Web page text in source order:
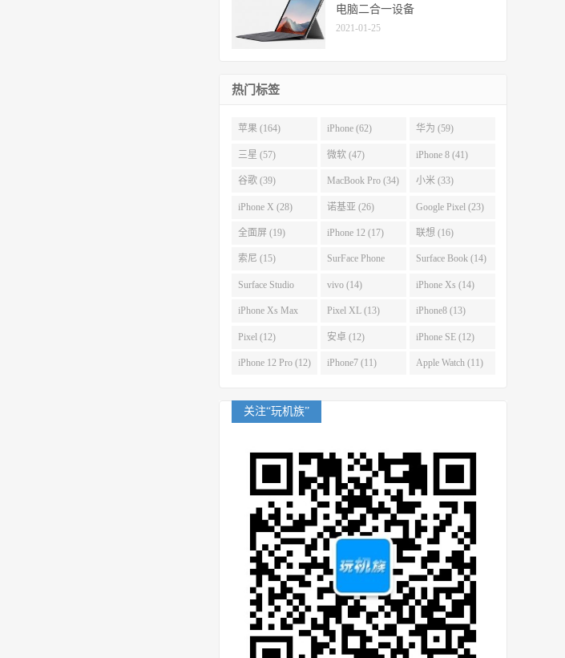
电脑二合一设备
2021-01-25
热门标签
苹果 (164) iPhone (62) 华为 (59)
三星 (57) 微软 (47) iPhone 8 (41)
谷歌 (39) MacBook Pro (34) 小米 (33)
iPhone X (28) 诺基亚 (26) Google Pixel (23)
全面屏 (19) iPhone 12 (17) 联想 (16)
索尼 (15) SurFace Phone
(14)
Surface Book (14)
Surface Studio
(14)
vivo (14) iPhone Xs (14)
iPhone Xs Max
(14)
Pixel XL (13) iPhone8 (13)
Pixel (12) 安卓 (12) iPhone SE (12)
iPhone 12 Pro (12) iPhone7 (11) Apple Watch (11)
关注“玩机族”